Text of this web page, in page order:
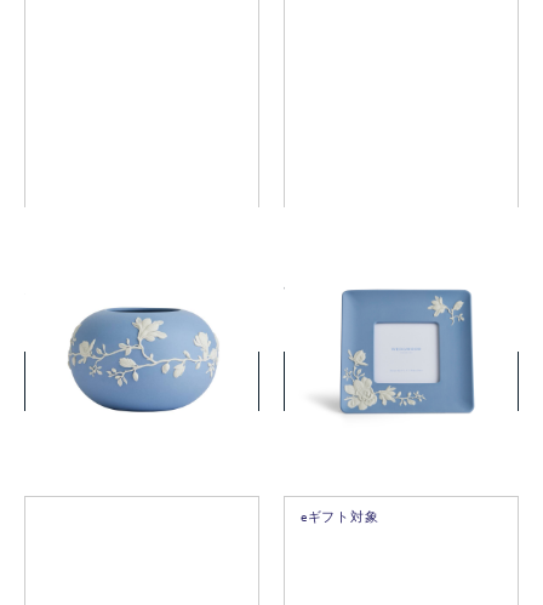
￥33,000
詳細を見る
チャーフレーム
￥36,300 (税込)
詳細を見る
eギフト対象